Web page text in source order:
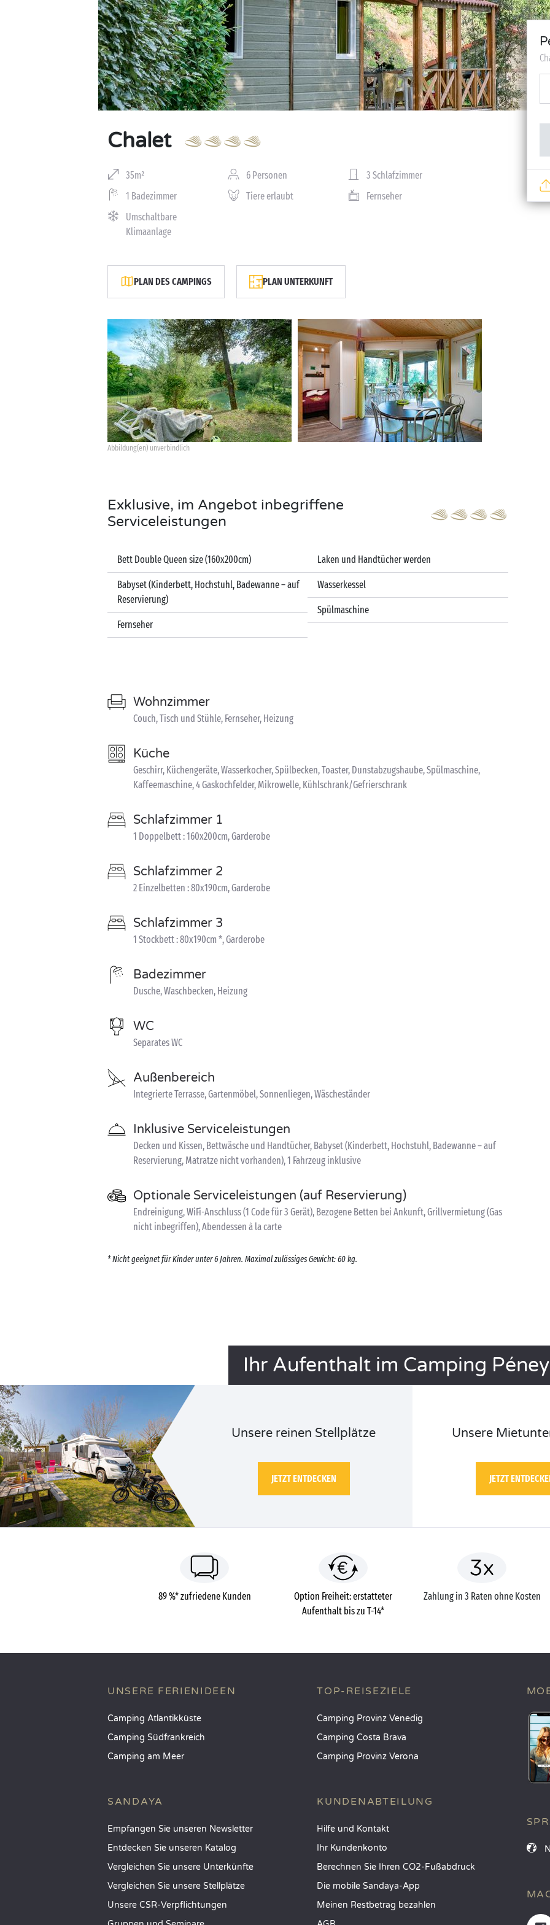
Chalet
35m² 6 Personen
3 Schlafzimmer
1 Badezimmer
Tiere erlaubt
Fernseher
Umschaltbare
Klimaanlage
PLAN DES CAMPINGS PLAN UNTERKUNFT
Abbildung(en) unverbindlich
Exklusive, im Angebot inbegriffene
Serviceleistungen
Bett Double Queen size (160x200cm)
Babyset (Kinderbett, Hochstuhl, Badewanne – auf
Reservierung)
Fernseher
Laken und Handtücher werden
Wasserkessel
Spülmaschine
Wohnzimmer
Couch, Tisch und Stühle, Fernseher, Heizung
Küche
Geschirr, Küchengeräte, Wasserkocher, Spülbecken, Toaster, Dunstabzugshaube, Spülmaschine,
Kaffeemaschine, 4 Gaskochfelder, Mikrowelle, Kühlschrank/Gefrierschrank
Schlafzimmer 1
1 Doppelbett : 160x200cm, Garderobe
Schlafzimmer 2
2 Einzelbetten : 80x190cm, Garderobe
Schlafzimmer 3
1 Stockbett : 80x190cm *, Garderobe
Badezimmer
Dusche, Waschbecken, Heizung
WC
Separates WC
Außenbereich
Integrierte Terrasse, Gartenmöbel, Sonnenliegen, Wäscheständer
Inklusive Serviceleistungen
Decken und Kissen, Bettwäsche und Handtücher, Babyset (Kinderbett, Hochstuhl, Badewanne – auf
Reservierung, Matratze nicht vorhanden), 1 Fahrzeug inklusive
Optionale Serviceleistungen (auf Reservierung)
Endreinigung, WiFi-Anschluss (1 Code für 3 Gerät), Bezogene Betten bei Ankunft, Grillvermietung (Gas
nicht inbegriffen), Abendessen à la carte
* Nicht geeignet für Kinder unter 6 Jahren. Maximal zulässiges Gewicht: 60 kg.
Ihr Aufenthalt im Camping
Unsere reinen Stellplätze
JETZT ENTDECKEN
Unsere
JETZT
89 %* zufriedene Kunden
Option Freiheit: erstatteter
Aufenthalt bis zu T-14*
Zahlung in 3 Raten ohne Kosten
UNSERE FERIENIDEEN
Camping Atlantikküste
Camping Südfrankreich
Camping am Meer
SANDAYA
Empfangen Sie unseren Newsletter
Entdecken Sie unseren Katalog
Vergleichen Sie unsere Unterkünfte
Vergleichen Sie unsere Stellplätze
Unsere CSR-Verpflichtungen
TOP-REISEZIELE
Camping Provinz Venedig
Camping Costa Brava
Camping Provinz Verona
KUNDENABTEILUNG
Hilfe und Kontakt
Ihr Kundenkonto
Berechnen Sie Ihren CO2-Fußabdruck
Die mobile Sandaya-App
Meinen Restbetrag bezahlen